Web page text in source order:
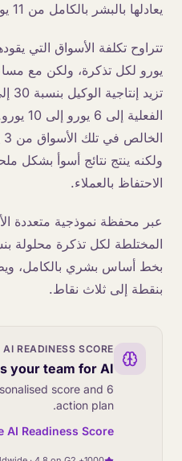
يعادلها بالبشر بالكامل من 11 يورو إلى 16 يورو.
يورو لكل تذكرة، ولكن مع
الاحتفاظ بالعملاء.
عبر محفظة نموذجية متعددة
بنقطة إلى ثلاث نقاط.
AI READINESS SCORE
your team for AI?
score and
action plan.
AI Readiness Score